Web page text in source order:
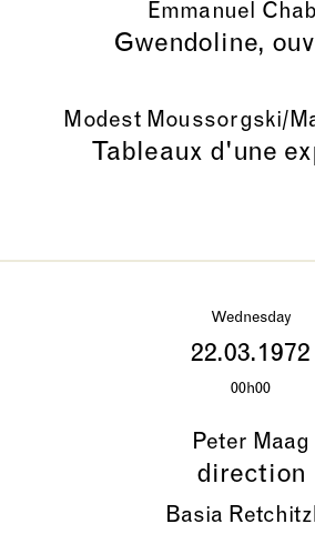
Emmanuel
Gwendoline,
Modest Moussorgski/
Tableaux d'une
Wednesday
22.03.1972
00h00
Peter Maag
direction
Basia